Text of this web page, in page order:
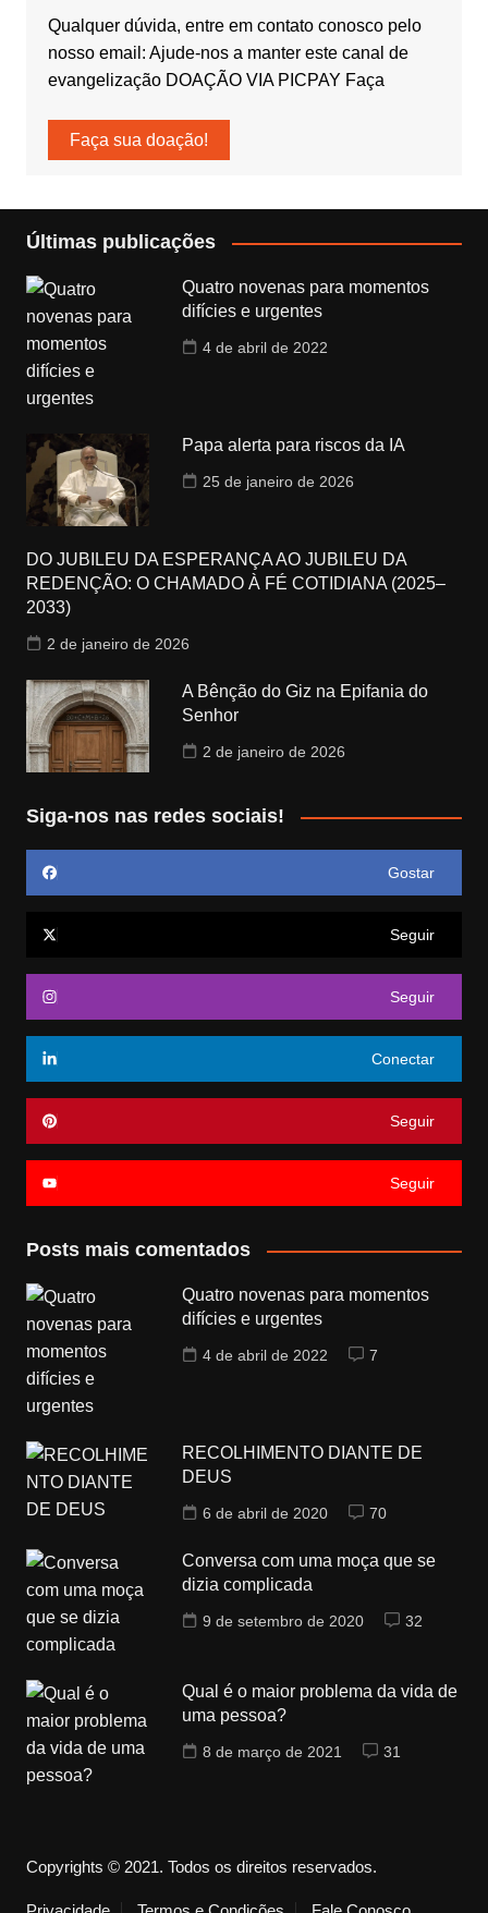
Qualquer dúvida, entre em contato conosco pelo
nosso email: Ajude-nos a manter este canal de
evangelização DOAÇÃO VIA PICPAY Faça
Faça sua doação!
Últimas publicações
Quatro novenas para momentos
difícies e urgentes
4 de abril de 2022
Papa alerta para riscos da IA
25 de janeiro de 2026
DO JUBILEU DA ESPERANÇA AO JUBILEU DA
REDENÇÃO: O CHAMADO À FÉ COTIDIANA (2025–
2033)
2 de janeiro de 2026
A Bênção do Giz na Epifania do
Senhor
2 de janeiro de 2026
Siga-nos nas redes sociais!
Gostar
Seguir
Seguir
Conectar
Seguir
Seguir
Posts mais comentados
Quatro novenas para momentos
difícies e urgentes
4 de abril de 2022 7
RECOLHIMENTO DIANTE DE
DEUS
6 de abril de 2020 70
Conversa com uma moça que se
dizia complicada
9 de setembro de 2020 32
Qual é o maior problema da vida de
uma pessoa?
8 de março de 2021 31
Copyrights © 2021. Todos os direitos reservados.